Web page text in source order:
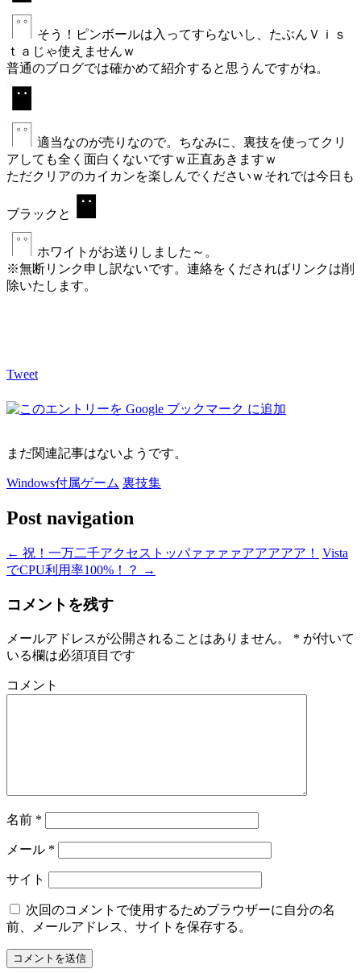
そう！ピンボールは入ってすらないし、たぶんＶｉｓ
ｔａじゃ使えませんｗ
普通のブログでは確かめて紹介すると思うんですがね。
適当なのが売りなので。ちなみに、裏技を使ってクリ
アしても全く面白くないですｗ正直あきますｗ
ただクリアのカイカンを楽しんでくださいｗそれでは今日も
ブラックと
ホワイトがお送りしました～。
※無断リンク申し訳ないです。連絡をくださればリンクは削
除いたします。
Tweet
まだ関連記事はないようです。
Windows付属ゲーム 裏技集
Post navigation
← 祝！一万二千アクセストッパァァァァアアアアア！
Vista
でCPU利用率100%！？
→
コメントを残す
メールアドレスが公開されることはありません。 * が付いて
いる欄は必須項目です
コメント
名前 *
メール *
サイト
次回のコメントで使用するためブラウザーに自分の名
前、メールアドレス、サイトを保存する。